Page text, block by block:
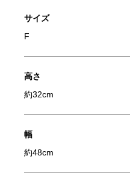
サイズ
F
高さ
約32cm
幅
約48cm